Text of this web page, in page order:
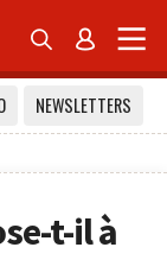
 
NEWSLETTERS
t-il à